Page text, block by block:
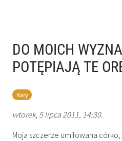
DO MOICH
POTĘPIAJĄ TE
Kary
wtorek, 5 lipca 2011, 14:30.
Moja szczerze umiłowana